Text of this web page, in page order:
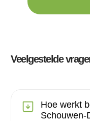
Veelgestelde
Hoe werkt
Schouwen-